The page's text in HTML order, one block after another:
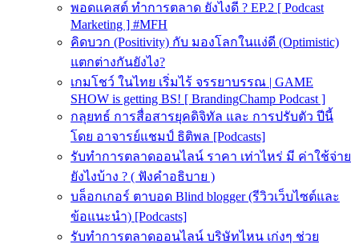
พอดแคสต์ ทำการตลาด ยังไงดี ? EP.2 [ Podcast
Marketing ] #MFH
คิดบวก (Positivity) กับ มองโลกในแง่ดี (Optimistic)
แตกต่างกันยังไง?
เกมโชว์ ในไทย เริ่มไร้ จรรยาบรรณ | GAME
SHOW is getting BS! [ BrandingChamp Podcast ]
กลุยทธ์ การสื่อสารยุคดิจิทัล และ การปรับตัว ปีนี้
โดย อาจารย์แชมป์ ธิติพล [Podcasts]
รับทำการตลาดออนไลน์ ราคา เท่าไหร่ มี ค่าใช้จ่าย
ยังไงบ้าง ? ( ฟังคำอธิบาย )
บล็อกเกอร์ ตาบอด Blind blogger (รีวิวเว็บไซต์และ
ข้อแนะนำ) [Podcasts]
รับทําการตลาดออนไลน์ บริษัทไหน เก่งๆ ช่วย